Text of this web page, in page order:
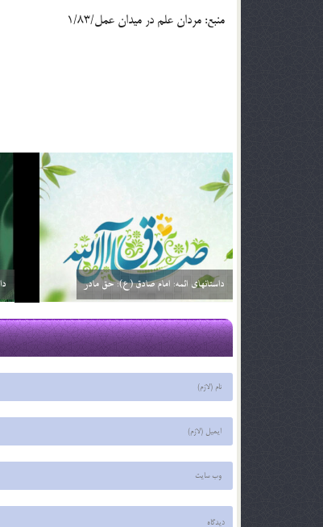
منبع: مردان علم در ميدان عمل/1/83
داستانهای ائمه: امام صادق (ع): خیارفروش
29 اسفند 03